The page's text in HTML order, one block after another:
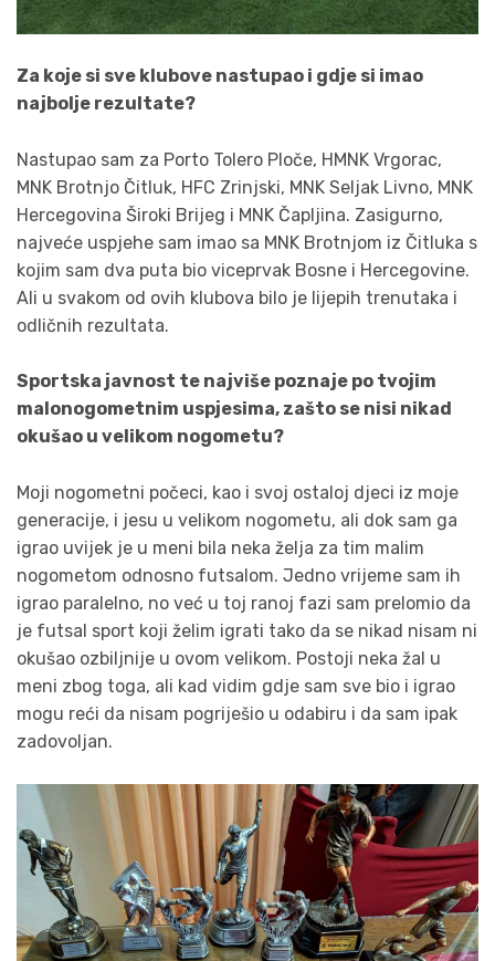
Za koje si sve klubove nastupao i gdje si imao
najbolje rezultate?
Nastupao sam za Porto Tolero Ploče, HMNK Vrgorac,
MNK Brotnjo Čitluk, HFC Zrinjski, MNK Seljak Livno, MNK
Hercegovina Široki Brijeg i MNK Čapljina. Zasigurno,
najveće uspjehe sam imao sa MNK Brotnjom iz Čitluka s
kojim sam dva puta bio viceprvak Bosne i Hercegovine.
Ali u svakom od ovih klubova bilo je lijepih trenutaka i
odličnih rezultata.
Sportska javnost te najviše poznaje po tvojim
malonogometnim uspjesima, zašto se nisi nikad
okušao u velikom nogometu?
Moji nogometni počeci, kao i svoj ostaloj djeci iz moje
generacije, i jesu u velikom nogometu, ali dok sam ga
igrao uvijek je u meni bila neka želja za tim malim
nogometom odnosno futsalom. Jedno vrijeme sam ih
igrao paralelno, no već u toj ranoj fazi sam prelomio da
je futsal sport koji želim igrati tako da se nikad nisam ni
okušao ozbiljnije u ovom velikom. Postoji neka žal u
meni zbog toga, ali kad vidim gdje sam sve bio i igrao
mogu reći da nisam pogriješio u odabiru i da sam ipak
zadovoljan.